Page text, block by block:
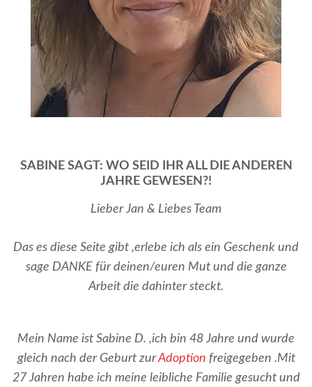
SABINE SAGT: WO SEID IHR ALL DIE ANDEREN
JAHRE GEWESEN?!
Lieber Jan & Liebes Team
Das es diese Seite gibt ,erlebe ich als ein Geschenk und
sage DANKE für deinen/euren Mut und die ganze
Arbeit die dahinter steckt.
Mein Name ist Sabine D. ,ich bin 48 Jahre und wurde
gleich nach der Geburt zurAdoption freigegeben .Mit
27 Jahren habe ich meine leibliche Familie gesucht und